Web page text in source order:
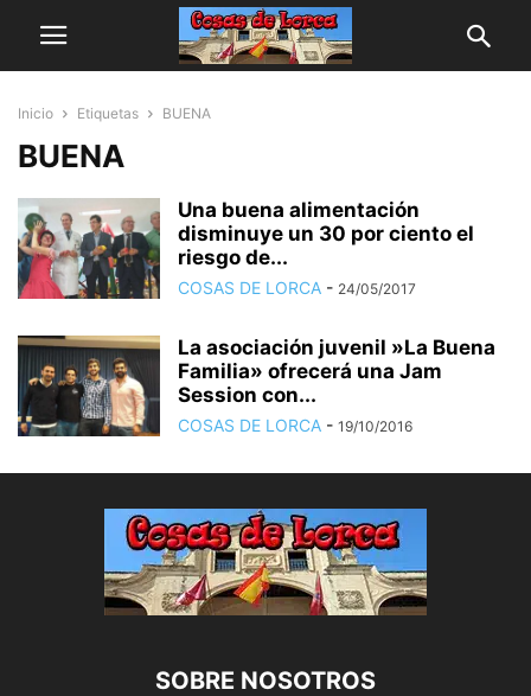
Inicio Etiquetas BUENA
BUENA
Una buena alimentación
disminuye un 30 por ciento el
riesgo de...
COSAS DE LORCA - 24/05/2017
La asociación juvenil »La Buena
Familia» ofrecerá una Jam
Session con...
COSAS DE LORCA - 19/10/2016
SOBRE NOSOTROS